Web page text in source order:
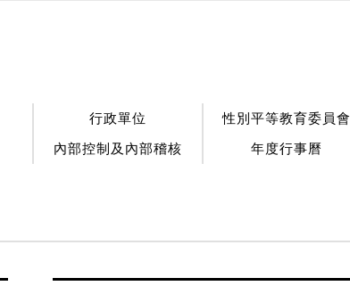
行政單位 性別平等教育委員會
內部控制及內部稽核 年度行事曆